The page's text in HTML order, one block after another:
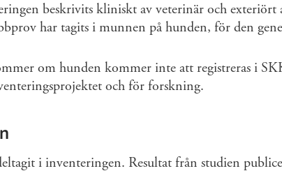
beskrivits kliniskt av veterinär och exteriört
har tagits i munnen på hunden, för den
om hunden kommer inte att registreras i
och för forskning.
i inventeringen. Resultat från studien